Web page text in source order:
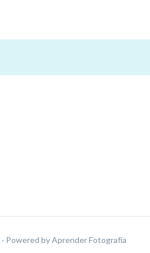
· Powered byAprender Fotografía